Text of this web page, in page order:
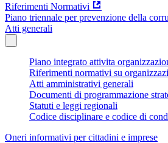
Riferimenti Normativi
Piano triennale per prevenzione della
Atti generali
Piano integrato attivita
Riferimenti normativi su
Atti amministrativi generali
Documenti di programmazione
Statuti e leggi regionali
Codice disciplinare e codice di
Oneri informativi per cittadini e imprese